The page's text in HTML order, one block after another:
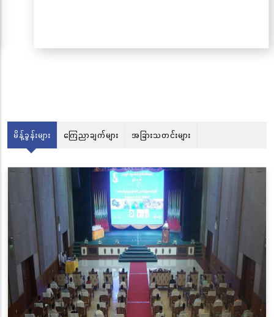
မိန့်ခွန်းများ ကြေညာချက်များ အခြားသတင်းများ